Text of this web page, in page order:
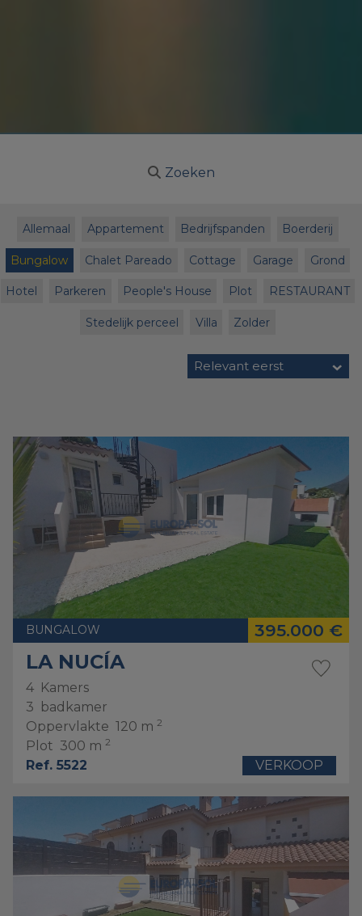
Zoeken
Allemaal Appartement Bedrijfspanden Boerderij
Bungalow Chalet Pareado Cottage Garage Grond
Hotel Parkeren People's House Plot RESTAURANT
Stedelijk perceel Villa Zolder
Relevant eerst
BUNGALOW 395.000 €
LA NUCÍA
4 Kamers
3
badkamer
Oppervlakte 120 m 2
Plot 300 m 2
Ref. 5522 VERKOOP